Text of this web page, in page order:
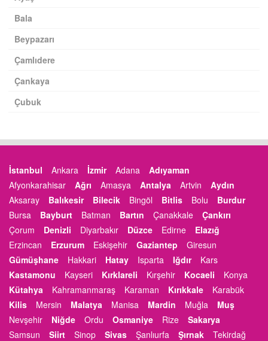
Bala
Beypazarı
Çamlıdere
Çankaya
Çubuk
İstanbul Ankara İzmir Adana
Adıyaman
Afyonkarahisar
Ağrı Amasya Antalya Artvin
Aydın
Aksaray
Balıkesir Bilecik Bingöl Bitlis Bolu
Burdur
Bursa
Bayburt Batman Bartın Çanakkale
Çankırı
Çorum
Denizli Diyarbakır Düzce Edirne
Elazığ
Erzincan
Erzurum Eskişehir Gaziantep
Giresun
Gümüşhane
Hakkari Hatay Isparta Iğdır
Kars
Kastamonu
Kayseri Kırklareli Kırşehir Kocaeli
Konya
Kütahya
Kahramanmaraş Karaman Kırıkkale
Karabük
Kilis
Mersin Malatya Manisa Mardin Muğla
Muş
Nevşehir
Niğde Ordu Osmaniye Rize
Sakarya
Samsun
Siirt Sinop Sivas Şanlıurfa Şırnak
Tekirdağ